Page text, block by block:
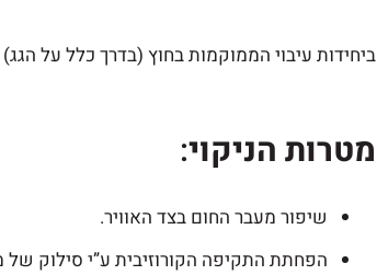
ביחידות עיבוי הממוקמות בחוץ (בדרך כלל על
מטרות הניקוי:
שיפור מעבר החום בצד האוויר.
הפחתת התקיפה הקורוזיבית ע”י סילוק